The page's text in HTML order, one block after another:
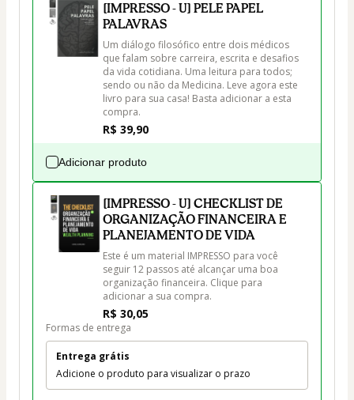
[IMPRESSO - U] PELE PAPEL
PALAVRAS
Um diálogo filosófico entre dois médicos
que falam sobre carreira, escrita e desafios
da vida cotidiana. Uma leitura para todos;
sendo ou não da Medicina. Leve agora este
livro para sua casa! Basta adicionar a esta
compra.
R$ 39,90
Adicionar produto
[IMPRESSO - U] CHECKLIST DE
ORGANIZAÇÃO FINANCEIRA E
PLANEJAMENTO DE VIDA
Este é um material IMPRESSO para você
seguir 12 passos até alcançar uma boa
organização financeira. Clique para
adicionar a sua compra.
R$ 30,05
Formas de entrega
Entrega grátis
Adicione o produto para visualizar o prazo